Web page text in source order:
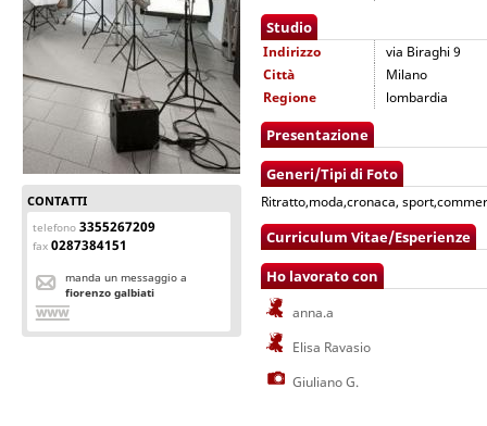
CONTATTI
telefono 3355267209
fax 0287384151
manda un messaggio a
fiorenzo galbiati
Studio
Indirizzo
via Biraghi 9
Città
Milano
Regione
lombardia
Presentazione
Generi/Tipi di Foto
Ritratto,moda,cronaca,
Curriculum Vitae/Esperienze
Ho lavorato con
anna.a
Elisa Ravasio
Giuliano G.